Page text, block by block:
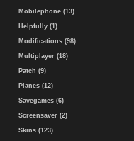
Mobilephone (13)
Helpfully (1)
Modifications (98)
Multiplayer (18)
Patch (9)
Planes (12)
Savegames (6)
Screensaver (2)
Skins (123)